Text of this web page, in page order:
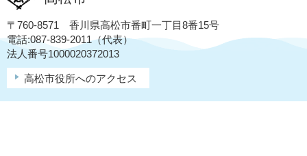
〒760-8571 香川県高松市番町一丁目8番15号
電話:087-839-2011（代表）
法人番号1000020372013
高松市役所へのアクセス